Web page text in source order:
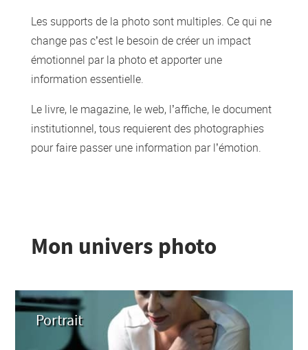
Les supports de la photo sont multiples. Ce qui ne
change pas c’est le besoin de créer un impact
émotionnel par la photo et apporter une
information essentielle.
Le livre, le magazine, le web, l’affiche, le document
institutionnel, tous requierent des photographies
pour faire passer une information par l’émotion.
Mon univers photo
Portrait